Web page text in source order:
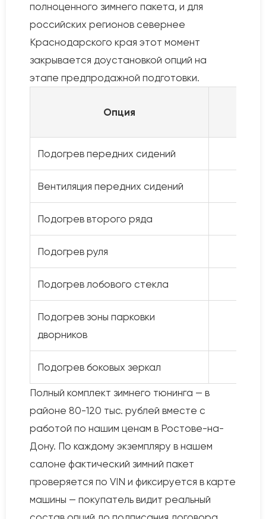
полноценного зимнего пакета, и для
российских регионов севернее
Краснодарского края этот момент
закрывается доустановкой опций на
этапе предпродажной подготовки.
Опция
Подогрев передних сидений
Вентиляция передних сидений
Подогрев второго ряда
Подогрев руля
Подогрев лобового стекла
Подогрев зоны парковки
дворников
Подогрев боковых зеркал
Полный комплект зимнего тюнинга — в
районе 80-120 тыс. рублей вместе с
работой по нашим ценам в Ростове-на-
Дону. По каждому экземпляру в нашем
салоне фактический зимний пакет
проверяется по VIN и фиксируется в карте
машины — покупатель видит реальный